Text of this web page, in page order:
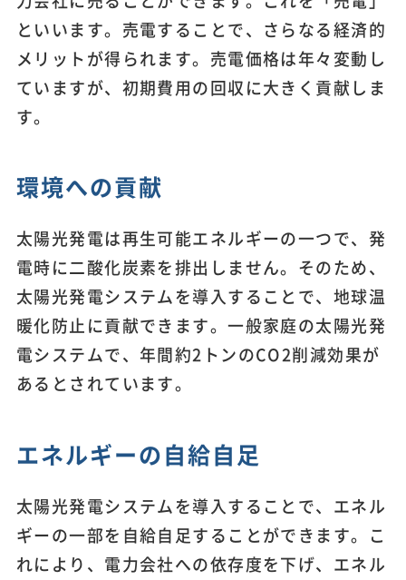
といいます。売電することで、さらなる経済的
メリットが得られます。売電価格は年々変動し
ていますが、初期費用の回収に大きく貢献しま
す。
環境への貢献
太陽光発電は再生可能エネルギーの一つで、発
電時に二酸化炭素を排出しません。そのため、
太陽光発電システムを導入することで、地球温
暖化防止に貢献できます。一般家庭の太陽光発
電システムで、年間約2トンのCO2削減効果が
あるとされています。
エネルギーの自給自足
太陽光発電システムを導入することで、エネル
ギーの一部を自給自足することができます。こ
れにより、電力会社への依存度を下げ、エネル